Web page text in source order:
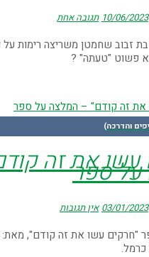
10/06/2023 תגובה אחת
זבוב שחמטן משריצה רימות
פשוט "טעתה" ?
והדרכה)
עשו את זה
ספר
03/01/2023 אין תגובות
"חרקים עשו את זה קודם", מאת:
כרמל.